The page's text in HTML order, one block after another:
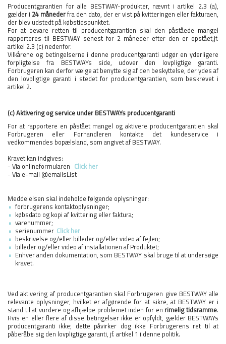
Producentgarantien for alle BESTWAY-produkter, nævnt i artikel 2.3 (a),
gælder i 24 månederfra den dato, der er vist på kvitteringen eller fakturaen,
der blev udstedt på købstidspunktet.
For at bevare retten til producentgarantien skal den påståede mangel
rapporteres til BESTWAY senest for 2 måneder efter den er opstået,jf.
artikel 2.3 (c) nedenfor.
Vilkårene og betingelserne i denne producentgaranti udgør en yderligere
forpligtelse fra BESTWAYs side, udover den lovpligtige garanti.
Forbrugeren kan derfor vælge at benytte sig af den beskyttelse, der ydes af
den lovpligtige garanti i stedet for producentgarantien, som beskrevet i
artikel 2.
(c) Aktivering og service under BESTWAYs producentgaranti
For at rapportere en påstået mangel og aktivere producentgarantien skal
Forbrugeren eller Forhandleren kontakte det kundeservice i
vedkommendes bopælsland, som angivet af BESTWAY.
Kravet kan indgives:
- Via onlineformularen Click her
- Via e-mail @emailsList
Meddelelsen skal indeholde følgende oplysninger:
forbrugerens kontaktoplysninger;
købsdato og kopi af kvittering eller faktura;
varenummer;
serienummer Click her
beskrivelse og/eller billeder og/eller video af fejlen;
billeder og/eller video af installationen af Produktet;
Enhver anden dokumentation, som BESTWAY skal bruge til at undersøge
kravet.
Ved aktivering af producentgarantien skal Forbrugeren give BESTWAY alle
relevante oplysninger, hvilket er afgørende for at sikre, at BESTWAY er i
stand til at vurdere og afhjælpe problemet inden for en rimelig tidsramme.
Hvis en eller flere af disse betingelser ikke er opfyldt, gælder BESTWAYs
producentgaranti ikke; dette påvirker dog ikke Forbrugerens ret til at
påberåbe sig den lovpligtige garanti, jf. artikel 1 i denne politik.